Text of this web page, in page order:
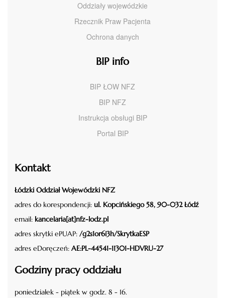
Oddziały wojewódzkie
Rzecznik Praw Pacjenta
Ochrona danych
BIP info
BIP ŁOW NFZ
BIP NFZ
Instrukcja obsługi BIP
Portal BIP
Kontakt
Łódzki Oddział Wojewódzki NFZ
adres do korespondencji: ul. Kopcińskiego 58, 90-032 Łódź
email: kancelaria[at]nfz-lodz.pl
adres skrytki ePUAP: /g2s1or6i3h/SkrytkaESP
adres eDoręczeń: AE:PL-44541-11301-HDVRU-27
Godziny pracy oddziału
poniedziałek - piątek w godz. 8 - 16.